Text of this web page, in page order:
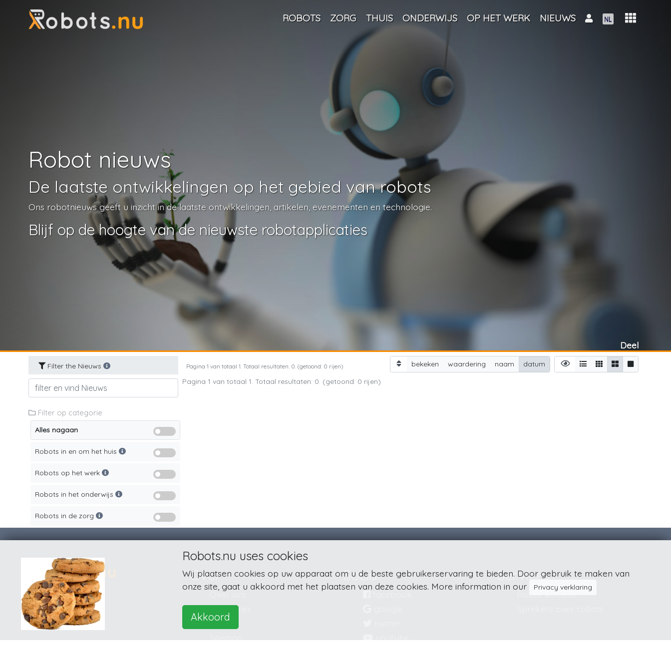
ROBOTS ZORG THUIS ONDERWIJS OP HET WERK NIEUWS
Robot nieuws
De laatste ontwikkelingen op het gebied van robots
Ons robotnieuws geeft u inzicht in de laatste ontwikkelingen, artikelen, evenementen en technologie.
Blijf op de hoogte van de nieuwste robotapplicaties
Deel
Filter the Nieuws
Filter op categorie
Alles nagaan
Robots in en om het huis
Robots op het werk
Robots in het onderwijs
Robots in de zorg
bekeken waardering naam datum
Pagina 1 van totaal 1. Totaal resultaten: 0. (getoond: 0 rijen)
Pagina 1 van totaal 1. Totaal resultaten: 0. (getoond: 0 rijen)
© 2026
Over
Over ons
Disclaimer
Privacy
Sitemap
Social
youtube
Services
Robot verhuur
Robots.nu uses cookies
Wij plaatsen cookies op uw apparaat om u de beste gebruikerservaring te bieden. Door gebruik te maken van
onze site, gaat u akkoord met het plaatsen van deze cookies. More information in our
Privacy verklaring
Akkoord